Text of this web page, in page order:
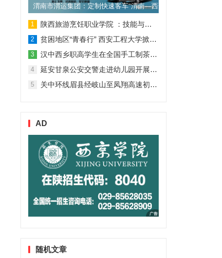
渭南市渭运集团：定制快速客车“渭南—西安”11月1日试运营
1 陕西旅游烹饪职业学院 ：技能与理论并行 人才与企业共赢
2 贫困地区“青春行” 西安工程大学掀起“扶贫热”
3 汉中西乡职高学生在全国手工制茶大赛中创佳绩
4 延安甘泉公安交警走进幼儿园开展交通安全专题讲座活动
5 关中环线眉县经岐山至凤翔高速初步设计获批！
AD
随机文章